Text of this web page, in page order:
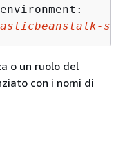
o un ruolo del
con i nomi di